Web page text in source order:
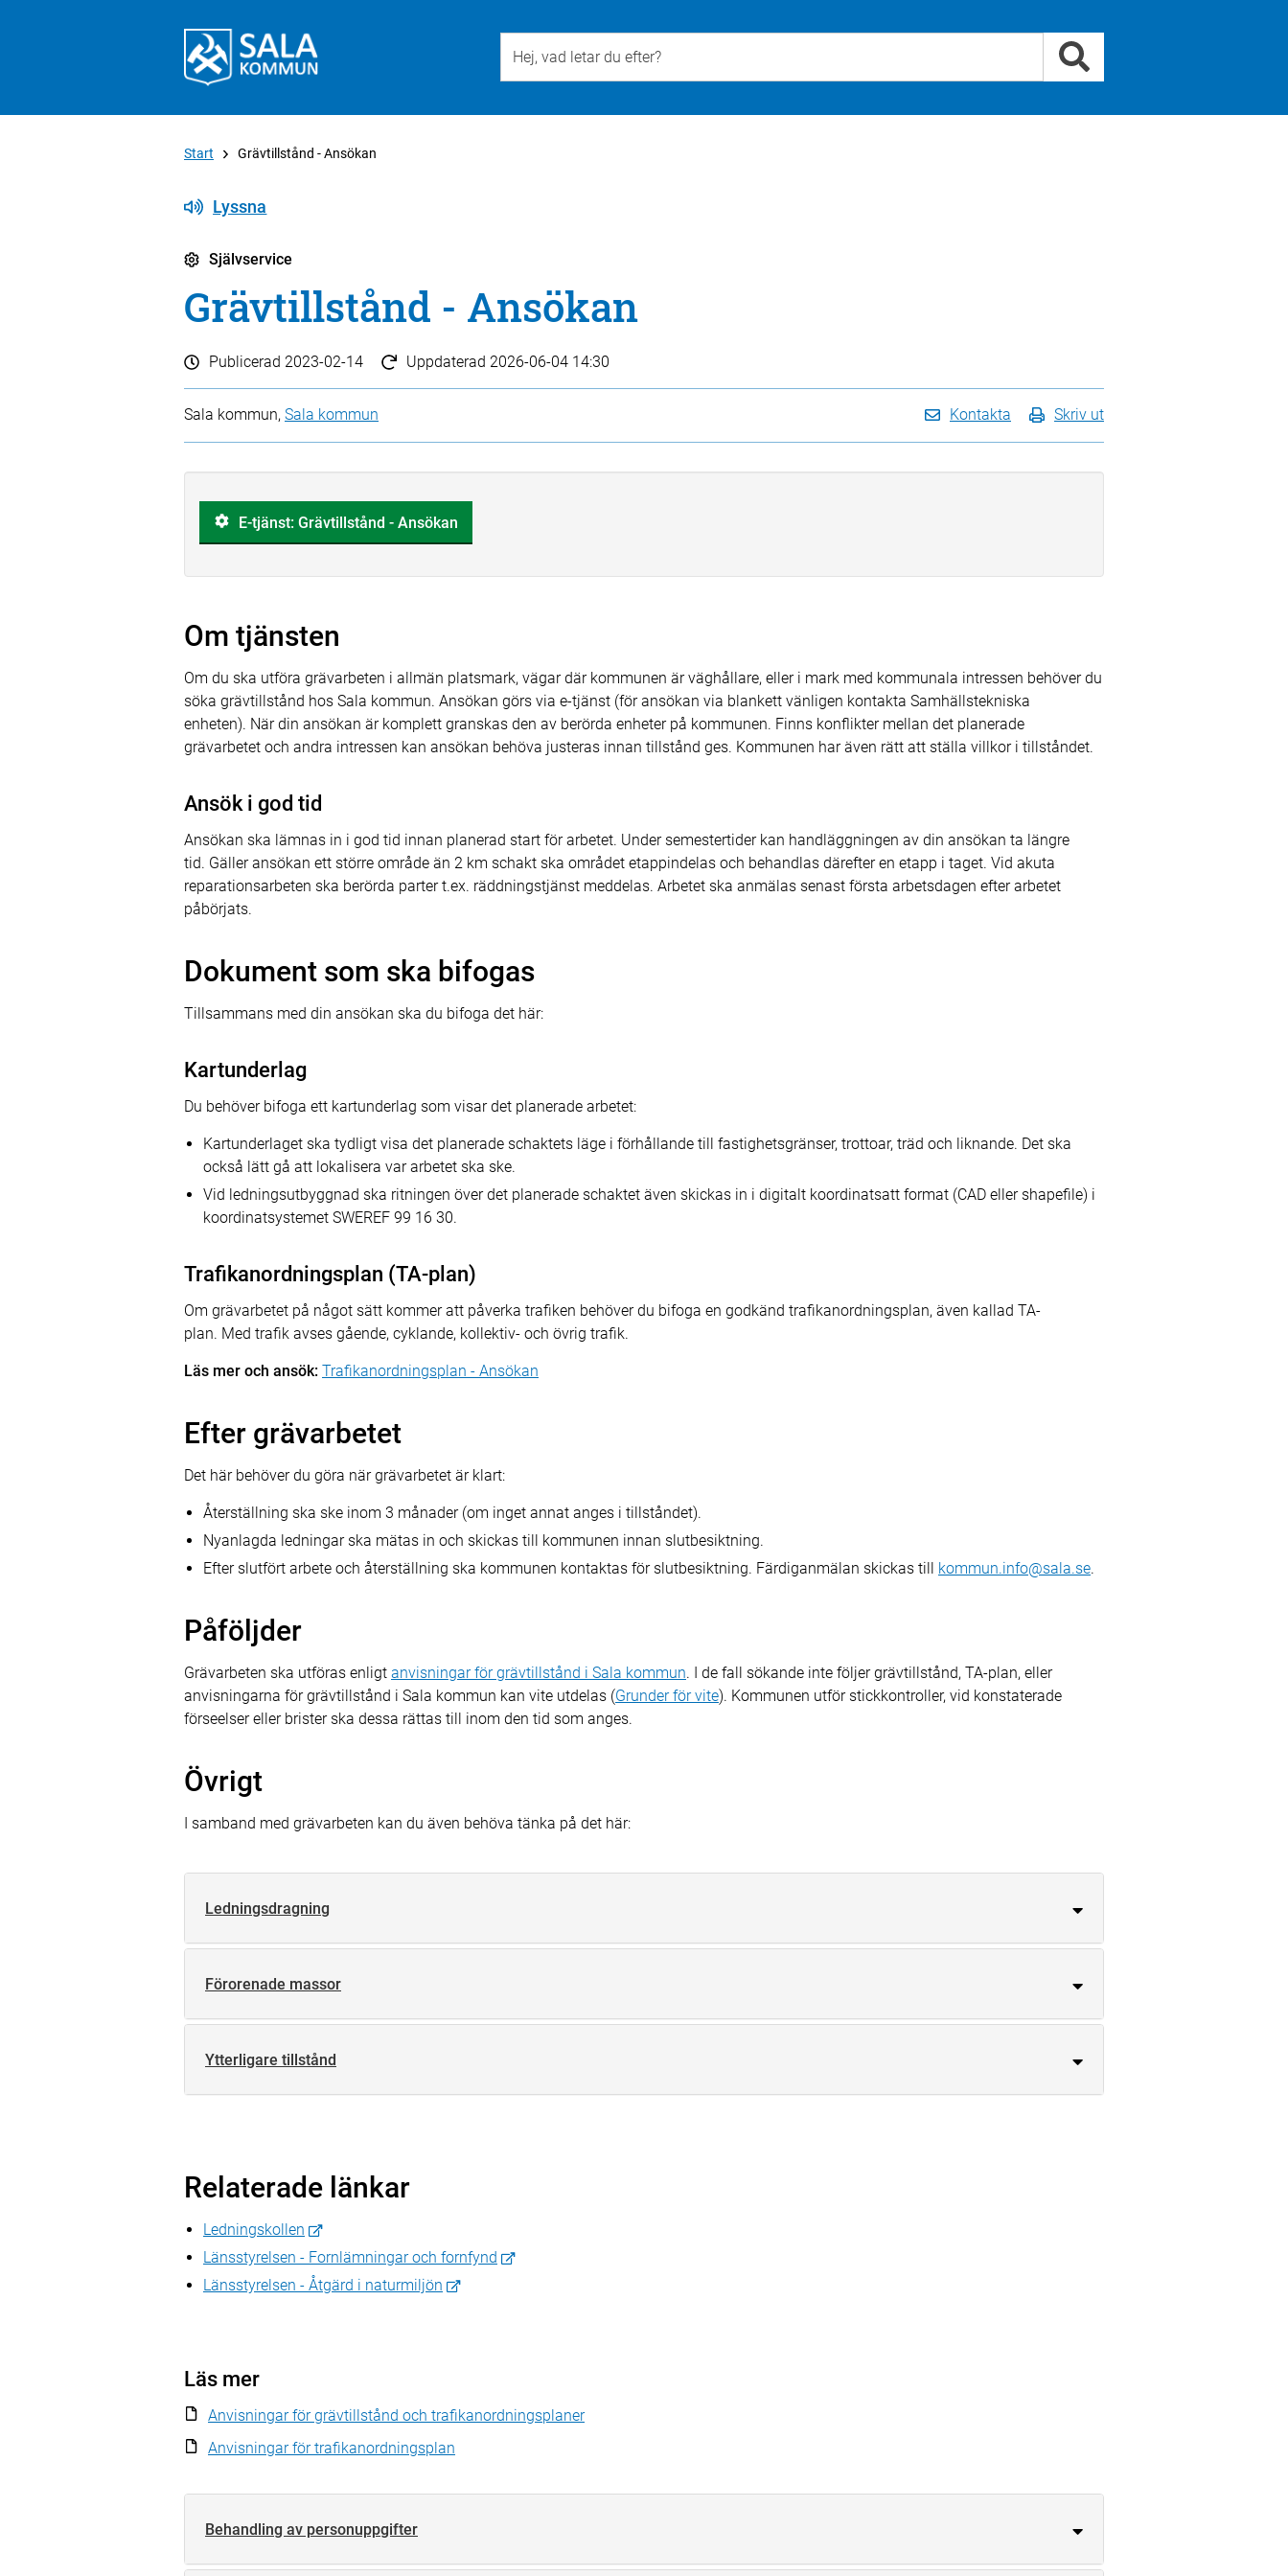
Start Grävtillstånd - Ansökan
Lyssna
Självservice
Grävtillstånd - Ansökan
Publicerad 2023-02-14 Uppdaterad 2026-06-04 14:30
Sala kommun, Sala kommun Kontakta Skriv ut
E-tjänst: Grävtillstånd - Ansökan
Om tjänsten
Om du ska utföra grävarbeten i allmän platsmark, vägar där kommunen är väghållare, eller i mark med kommunala intressen behöver du
söka grävtillstånd hos Sala kommun. Ansökan görs via e-tjänst (för ansökan via blankett vänligen kontakta Samhällstekniska
enheten). När din ansökan är komplett granskas den av berörda enheter på kommunen. Finns konflikter mellan det planerade
grävarbetet och andra intressen kan ansökan behöva justeras innan tillstånd ges. Kommunen har även rätt att ställa villkor i tillståndet.
Ansök i god tid
Ansökan ska lämnas in i god tid innan planerad start för arbetet. Under semestertider kan handläggningen av din ansökan ta längre
tid. Gäller ansökan ett större område än 2 km schakt ska området etappindelas och behandlas därefter en etapp i taget. Vid akuta
reparationsarbeten ska berörda parter t.ex. räddningstjänst meddelas. Arbetet ska anmälas senast första arbetsdagen efter arbetet
påbörjats.
Dokument som ska bifogas
Tillsammans med din ansökan ska du bifoga det här:
Kartunderlag
Du behöver bifoga ett kartunderlag som visar det planerade arbetet:
Kartunderlaget ska tydligt visa det planerade schaktets läge i förhållande till fastighetsgränser, trottoar, träd och liknande. Det ska
också lätt gå att lokalisera var arbetet ska ske.
Vid ledningsutbyggnad ska ritningen över det planerade schaktet även skickas in i digitalt koordinatsatt format (CAD eller shapefile) i
koordinatsystemet SWEREF 99 16 30.
Trafikanordningsplan (TA-plan)
Om grävarbetet på något sätt kommer att påverka trafiken behöver du bifoga en godkänd trafikanordningsplan, även kallad TA-
plan. Med trafik avses gående, cyklande, kollektiv- och övrig trafik.
Läs mer och ansök: Trafikanordningsplan - Ansökan
Efter grävarbetet
Det här behöver du göra när grävarbetet är klart:
Återställning ska ske inom 3 månader (om inget annat anges i tillståndet).
Nyanlagda ledningar ska mätas in och skickas till kommunen innan slutbesiktning.
Efter slutfört arbete och återställning ska kommunen kontaktas för slutbesiktning. Färdiganmälan skickas till kommun.info@sala.se.
Påföljder
Grävarbeten ska utföras enligt anvisningar för grävtillstånd i Sala kommun. I de fall sökande inte följer grävtillstånd, TA-plan, eller
anvisningarna för grävtillstånd i Sala kommun kan vite utdelas (Grunder för vite). Kommunen utför stickkontroller, vid konstaterade
förseelser eller brister ska dessa rättas till inom den tid som anges.
Övrigt
I samband med grävarbeten kan du även behöva tänka på det här:
Ledningsdragning
Förorenade massor
Ytterligare tillstånd
Relaterade länkar
Ledningskollen
Länsstyrelsen - Fornlämningar och fornfynd
Länsstyrelsen - Åtgärd i naturmiljön
Läs mer
Anvisningar för grävtillstånd och trafikanordningsplaner
Anvisningar för trafikanordningsplan
Behandling av personuppgifter